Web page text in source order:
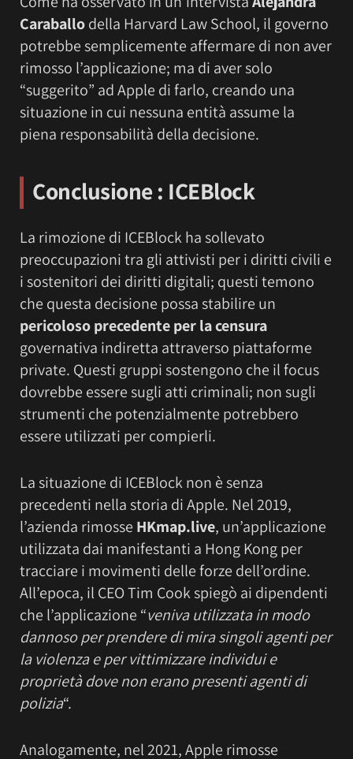
Caraballodella Harvard Law School, il governo
potrebbe semplicemente affermare di non aver
rimosso l’applicazione; ma di aver solo
“suggerito” ad Apple di farlo, creando una
situazione in cui nessuna entità assume la
piena responsabilità della decisione.
Conclusione : ICEBlock
La rimozione di ICEBlock ha sollevato
preoccupazioni tra gli attivisti per i diritti civili e
i sostenitori dei diritti digitali; questi temono
che questa decisione possa stabilire un
pericoloso precedente per la censura
governativa indiretta attraverso piattaforme
private. Questi gruppi sostengono che il focus
dovrebbe essere sugli atti criminali; non sugli
strumenti che potenzialmente potrebbero
essere utilizzati per compierli.
La situazione di ICEBlock non è senza
precedenti nella storia di Apple. Nel 2019,
l’azienda rimosse HKmap.live, un’applicazione
utilizzata dai manifestanti a Hong Kong per
tracciare i movimenti delle forze dell’ordine.
All’epoca, il CEO Tim Cook spiegò ai dipendenti
che l’applicazione “veniva utilizzata in modo
dannoso per prendere di mira singoli agenti per
la violenza e per vittimizzare individui e
proprietà dove non erano presenti agenti di
polizia“.
Analogamente, nel 2021, Apple rimosse